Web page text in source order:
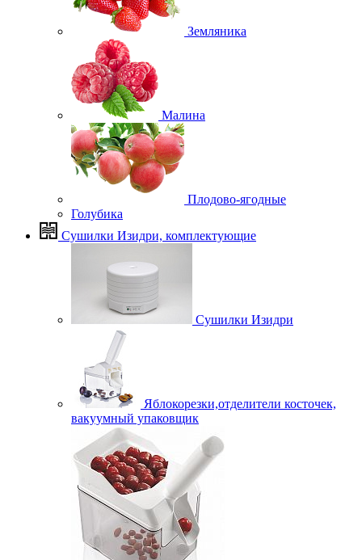
Земляника
Малина
Плодово-ягодные
Голубика
Сушилки Изидри, комплектующие
Сушилки Изидри
Яблокорезки,отделители косточек,
вакуумный упаковщик